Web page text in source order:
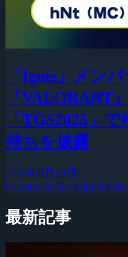
「Ignis」メン
『VALORANT
「TGS2025」
持ちを披露
2025年9月26日
Counter-Strike: Global
最新記事